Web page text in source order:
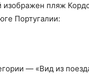
пляж
Португалии:
— «Вид из